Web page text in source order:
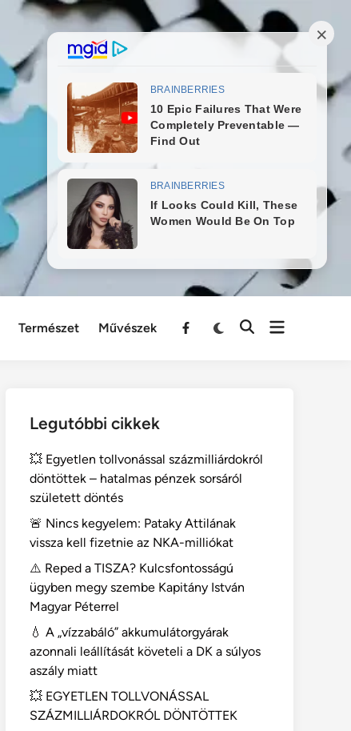
Természet Művészek
Menu
Legutóbbi cikkek
💥 Egyetlen tollvonással százmilliárdokról
döntöttek – hatalmas pénzek sorsáról
született döntés
🚨 Nincs kegyelem: Pataky Attilának
vissza kell fizetnie az NKA-milliókat
⚠️ Reped a TISZA? Kulcsfontosságú
ügyben megy szembe Kapitány István
Magyar Péterrel
💧 A „vízzabáló” akkumulátorgyárak
azonnali leállítását követeli a DK a súlyos
aszály miatt
💥 EGYETLEN TOLLVONÁSSAL
SZÁZMILLIÁRDOKRÓL DÖNTÖTTEK